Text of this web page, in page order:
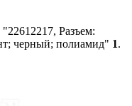
Разъем:
черный; полиамид" 1.